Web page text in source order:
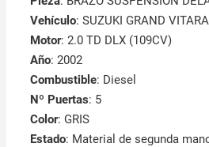
Vehículo: SUZUKI GRAND
Motor: 2.0 TD DLX (109CV)
Año: 2002
Combustible: Diesel
Nº Puertas: 5
Color: GRIS
Estado: Material de segunda